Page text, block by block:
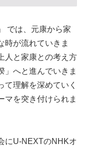
では、元康から家
時が流れていきま
人と家康との考え方
」へと進んでいきま
て理解を深めていく
マを突き付けられま
にU-NEXTのNHKオ